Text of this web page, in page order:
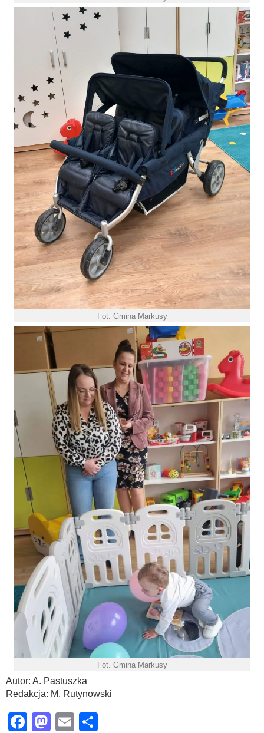
Fot. Gmina Markusy
Fot. Gmina Markusy
Autor: A. Pastuszka
Redakcja: M. Rutynowski
Facebook
Mastodon
Email